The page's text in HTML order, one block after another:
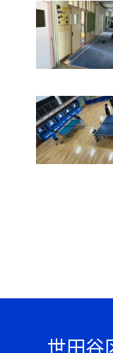
世田谷